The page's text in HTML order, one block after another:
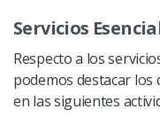
Servicios
Respecto a los
podemos destacar
en las siguientes